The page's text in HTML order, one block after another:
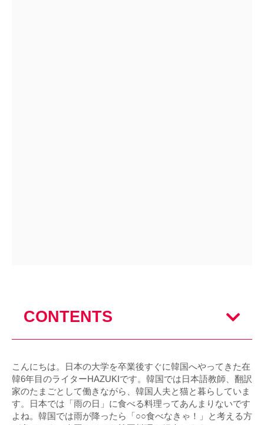
CONTENTS
こんにちは。日本の大学を卒業後すぐに韓国へやってきた在
韓6年目のライターHAZUKIです。韓国では日本語教師、翻訳
家のたまごとして働きながら、韓国人夫と猫と暮らしていま
す。日本では「雨の日」に食べる料理ってあんまりないです
よね。韓国では雨が降ったら「○○食べなきゃ！」と考える方